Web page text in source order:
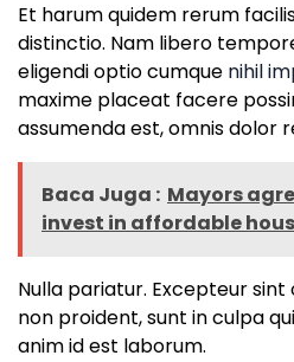
Et harum quidem rerum
distinctio. Nam libero
eligendi optio cumque nihil
maxime placeat facere
assumenda est, omnis dolor
Baca Juga : Mayors
invest in affordable
Nulla pariatur. Excepteur
non proident, sunt in culpa
anim id est laborum.